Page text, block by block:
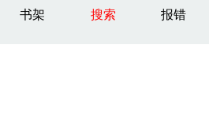
书架 搜索 报错